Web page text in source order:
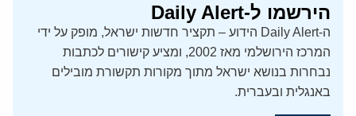
הירשמו ל-Daily Alert
ה-Daily Alert הידוע – תקציר חדשות ישראל, מופק על ידי
המרכז הירושלמי מאז 2002, ומציע קישורים לכתבות
נבחרות בנושא ישראל מתוך מקורות תקשורת מובילים
באנגלית ובעברית.